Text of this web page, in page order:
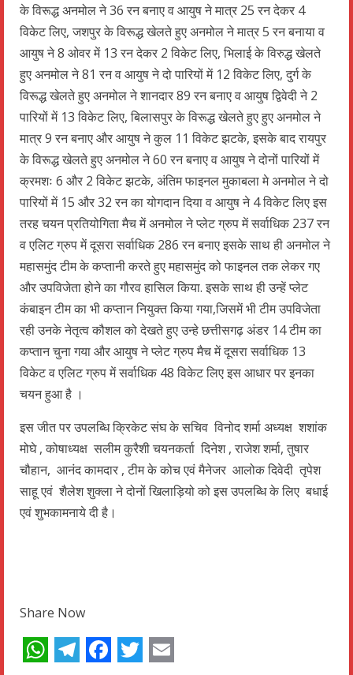
के विरूद्ध अनमोल ने 36 रन बनाए व आयुष ने मात्र 25 रन देकर 4
विकेट लिए, जशपुर के विरूद्ध खेलते हुए अनमोल ने मात्र 5 रन बनाया व
आयुष ने 8 ओवर में 13 रन देकर 2 विकेट लिए, भिलाई के विरुद्ध खेलते
हुए अनमोल ने 81 रन व आयुष ने दो पारियों में 12 विकेट लिए, दुर्ग के
विरूद्ध खेलते हुए अनमोल ने शानदार 89 रन बनाए व आयुष द्विवेदी ने 2
पारियों में 13 विकेट लिए, बिलासपुर के विरूद्ध खेलते हुए हुए अनमोल ने
मात्र 9 रन बनाए और आयुष ने कुल 11 विकेट झटके, इसके बाद रायपुर
के विरूद्ध खेलते हुए अनमोल ने 60 रन बनाए व आयुष ने दोनों पारियों में
क्रमशः 6 और 2 विकेट झटके, अंतिम फाइनल मुकाबला मे अनमोल ने दो
पारियों में 15 और 32 रन का योगदान दिया व आयुष ने 4 विकेट लिए इस
तरह चयन प्रतियोगिता मैच में अनमोल ने प्लेट ग्रुप में सर्वाधिक 237 रन
व एलिट ग्रुप में दूसरा सर्वाधिक 286 रन बनाए इसके साथ ही अनमोल ने
महासमुंद टीम के कप्तानी करते हुए महासमुंद को फाइनल तक लेकर गए
और उपविजेता होने का गौरव हासिल किया. इसके साथ ही उन्हें प्लेट
कंबाइन टीम का भी कप्तान नियुक्त किया गया,जिसमें भी टीम उपविजेता
रही उनके नेतृत्व कौशल को देखते हुए उन्हे छत्तीसगढ़ अंडर 14 टीम का
कप्तान चुना गया और आयुष ने प्लेट ग्रुप मैच में दूसरा सर्वाधिक 13
विकेट व एलिट ग्रुप में सर्वाधिक 48 विकेट लिए इस आधार पर इनका
चयन हुआ है ।
इस जीत पर उपलब्धि क्रिकेट संघ के सचिव विनोद शर्मा अध्यक्ष शशांक
मोघे , कोषाध्यक्ष सलीम कुरैशी चयनकर्ता दिनेश , राजेश शर्मा, तुषार
चौहान, आनंद कामदार , टीम के कोच एवं मैनेजर आलोक दिवेदी तृपेश
साहू एवं शैलेश शुक्ला ने दोनों खिलाड़ियो को इस उपलब्धि के लिए बधाई
एवं शुभकामनाये दी है।
Share Now